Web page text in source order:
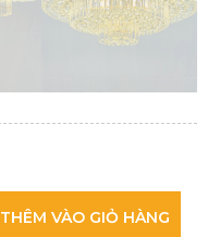
THÊM VÀO GIỎ HÀNG